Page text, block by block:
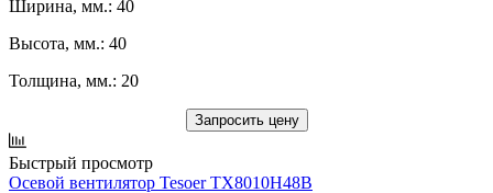
Ширина, мм.: 40
Высота, мм.: 40
Толщина, мм.: 20
Запросить цену
Быстрый просмотр
Осевой вентилятор Tesoer TX8010H48B